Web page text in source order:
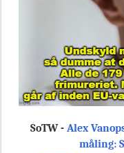
SoTW - Alex
måling: